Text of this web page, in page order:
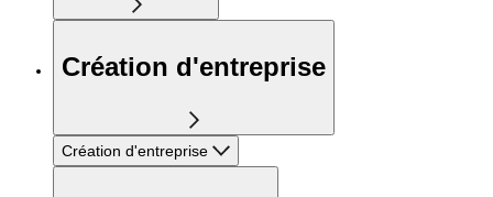
Création d'entreprise
Création d'entreprise